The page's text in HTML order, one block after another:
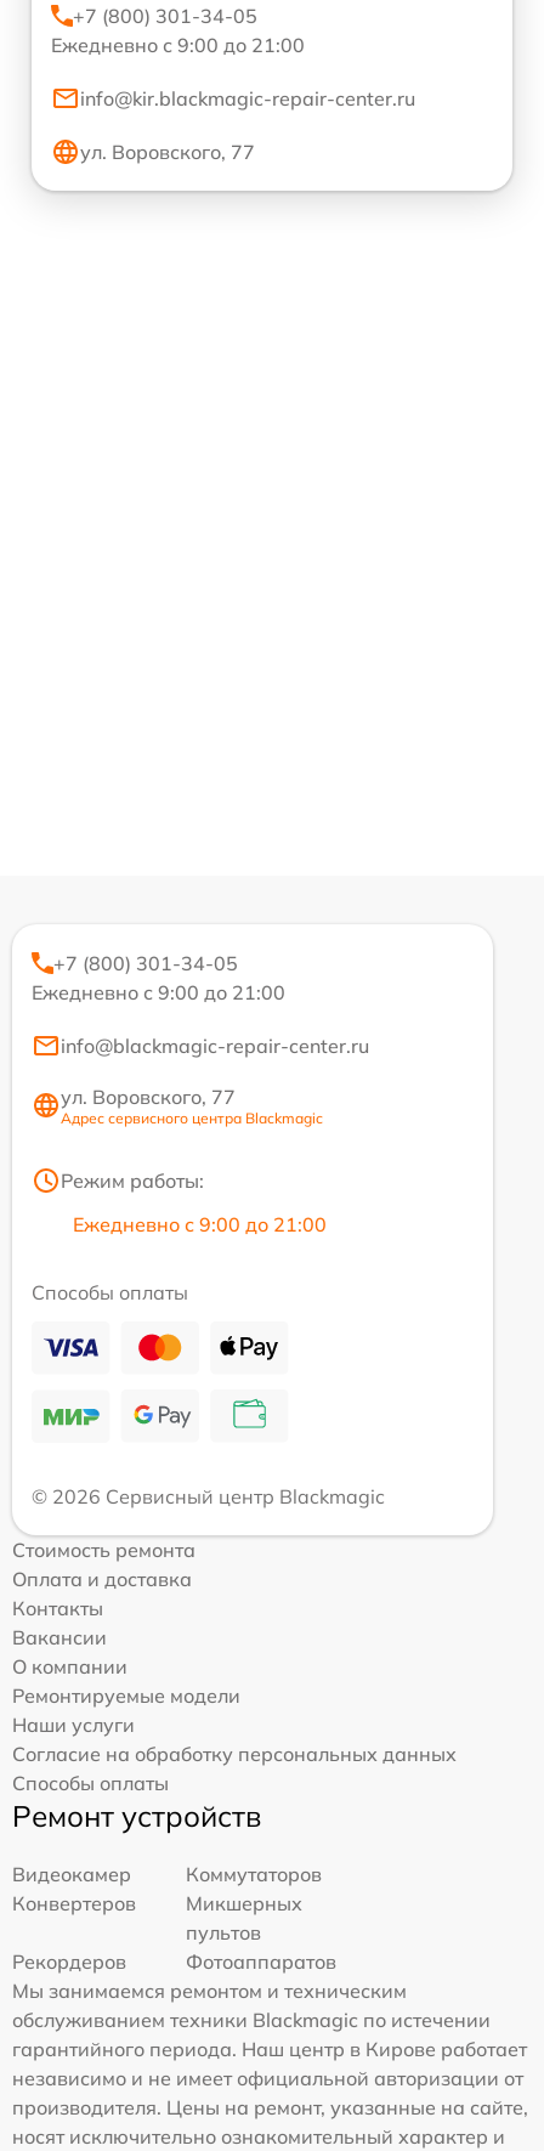
+7 (800) 301-34-05
Ежедневно с 9:00 до 21:00
info@kir.blackmagic-repair-center.ru
ул. Воровского, 77
+7 (800) 301-34-05
Ежедневно с 9:00 до 21:00
info@blackmagic-repair-center.ru
ул. Воровского, 77
Адрес сервисного центра Blackmagic
Режим работы:
Ежедневно с 9:00 до 21:00
Способы оплаты
© 2026 Сервисный центр Blackmagic
Стоимость ремонта
Оплата и доставка
Контакты
Вакансии
О компании
Ремонтируемые модели
Наши услуги
Согласие на обработку персональных данных
Способы оплаты
Ремонт устройств
Видеокамер
Коммутаторов
Конвертеров
Микшерных
пультов
Рекордеров
Фотоаппаратов
Мы занимаемся ремонтом и техническим
обслуживанием техники Blackmagic по истечении
гарантийного периода. Наш центр в Кирове работает
независимо и не имеет официальной авторизации от
производителя. Цены на ремонт, указанные на сайте,
носят исключительно ознакомительный характер и